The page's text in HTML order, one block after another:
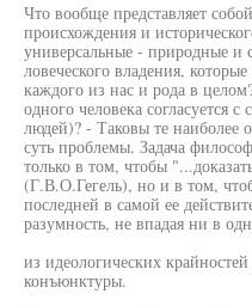
Что вообще представляет
происхождения и
универсальные - природные
ловеческого владения,
каждого из нас и рода в
одного человека согласуется
людей)? - Таковы те
суть проблемы. Задача
только в том, чтобы
(Г.В.О.Гегель), но и в том,
последней в самой ее
разумность, не впадая ни в
из идеологических
конъюнктуры.